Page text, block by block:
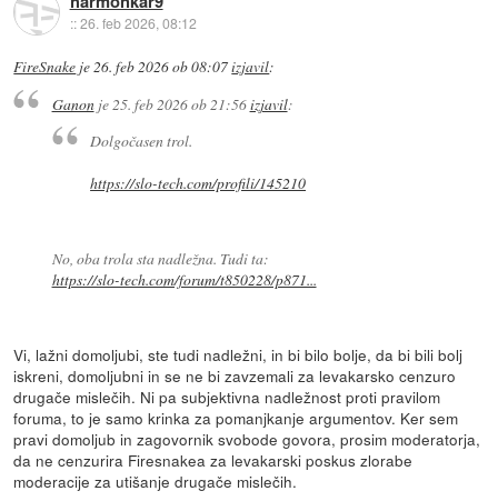
::26. feb 2026, 08:12
FireSnake je26. feb 2026 ob 08:07izjavil:
Ganonje25. feb 2026 ob 21:56izjavil:
Dolgočasen trol.
https://slo-tech.com/profili/145210
No, oba trola sta nadležna. Tudi ta:
https://slo-tech.com/forum/t850228/p871...
Vi, lažni domoljubi, ste tudi nadležni, in bi bilo bolje, da bi bili bolj
iskreni, domoljubni in se ne bi zavzemali za levakarsko cenzuro
drugače mislečih. Ni pa subjektivna nadležnost proti pravilom
foruma, to je samo krinka za pomanjkanje argumentov. Ker sem
pravi domoljub in zagovornik svobode govora, prosim moderatorja,
da ne cenzurira Firesnakea za levakarski poskus zlorabe
moderacije za utišanje drugače mislečih.